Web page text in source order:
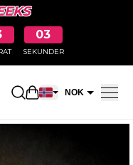
02
SEKUNDER
Åpne NOK